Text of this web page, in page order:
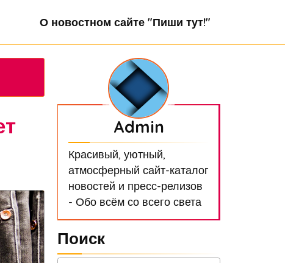
О новостном сайте "Пиши тут!"
Admin
Красивый, уютный,
атмосферный сайт-каталог
новостей и пресс-релизов
- Обо всём со всего света
Поиск